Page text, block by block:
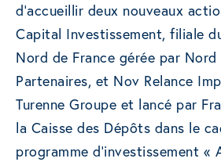
d’accueillir deux nouveaux
Capital Investissement, filiale
Nord de France gérée par
Partenaires, et Nov Relance
Turenne Groupe et lancé par
la Caisse des Dépôts dans le
programme d’investissement «